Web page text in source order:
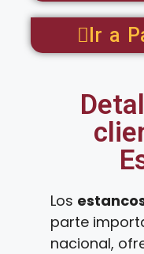
Ir a
Los
parte
nacional,